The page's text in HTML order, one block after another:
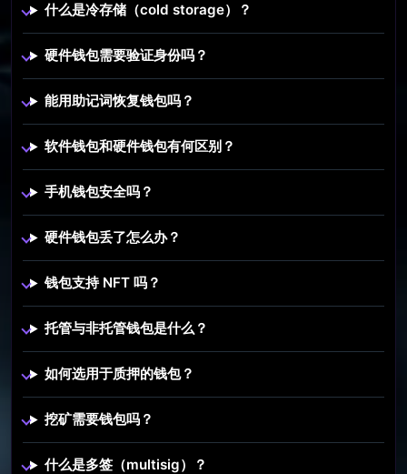
什么是冷存储（cold storage）？
硬件钱包需要验证身份吗？
能用助记词恢复钱包吗？
软件钱包和硬件钱包有何区别？
手机钱包安全吗？
硬件钱包丢了怎么办？
钱包支持 NFT 吗？
托管与非托管钱包是什么？
如何选用于质押的钱包？
挖矿需要钱包吗？
什么是多签（multisig）？